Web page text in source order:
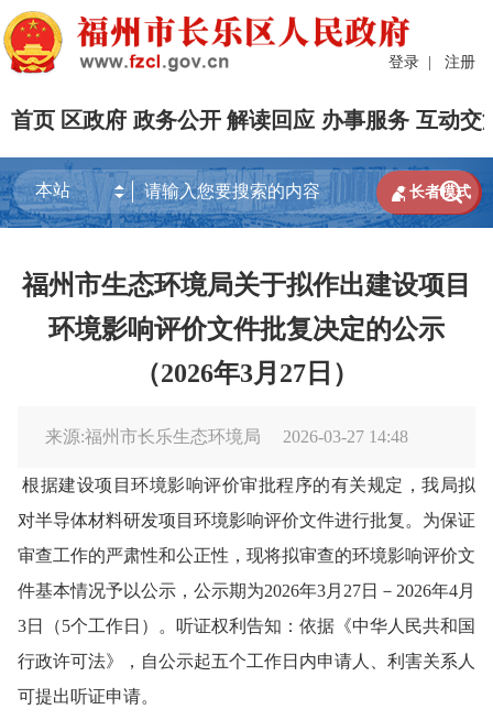
登录 | 注册
首页 区政府 政务公开 解读回应 办事服务 互动交

 长者模式
福州市生态环境局关于拟作出建设项目
环境影响评价文件批复决定的公示
（2026年3月27日）
来源:福州市长乐生态环境局 2026-03-27 14:48
根据建设项目环境影响评价审批程序的有关规定，我局拟
对半导体材料研发项目 环境影响评价文件进行批复。为保证
审查工作的严肃性和公正性，现将拟审查的环境影响评价文
件基本情况予以公示，公示期为2026年3月 27日－ 2026年4月
3日（5个工作日）。听证权利告知：依据《中华人民共和国
行政许可法》，自公示起五个工作日内申请人、利害关系人
可提出听证申请。